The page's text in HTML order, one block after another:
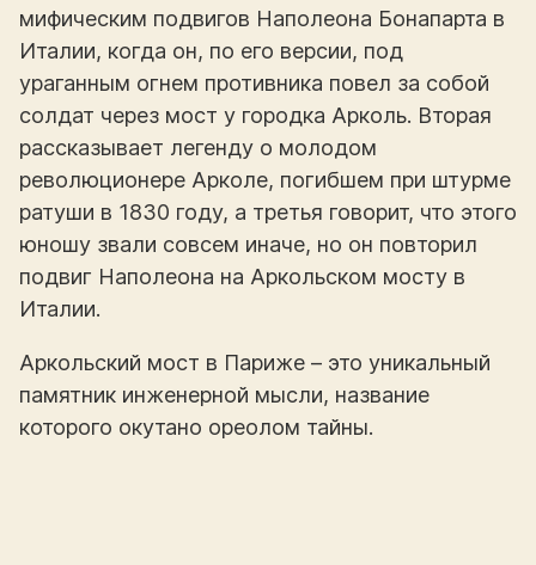
мифическим подвигов Наполеона Бонапарта в
Италии, когда он, по его версии, под
ураганным огнем противника повел за собой
солдат через мост у городка Арколь. Вторая
рассказывает легенду о молодом
революционере Арколе, погибшем при штурме
ратуши в 1830 году, а третья говорит, что этого
юношу звали совсем иначе, но он повторил
подвиг Наполеона на Аркольском мосту в
Италии.
Аркольский мост в Париже – это уникальный
памятник инженерной мысли, название
которого окутано ореолом тайны.